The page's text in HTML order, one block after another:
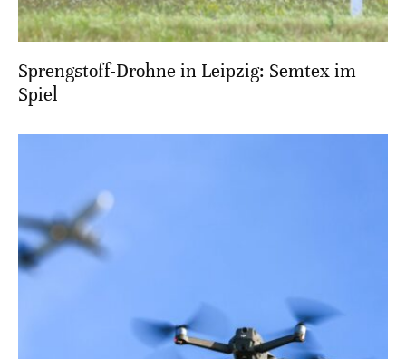
Sprengstoff-Drohne in Leipzig: Semtex im
Spiel